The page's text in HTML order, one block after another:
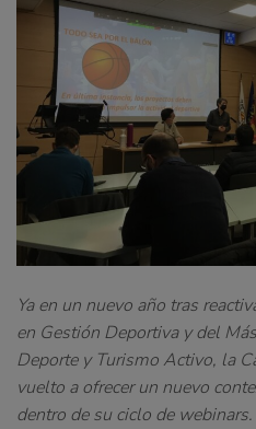
Ya en un nuevo año tras
en Gestión Deportiva y del
Deporte y Turismo Activo, la
vuelto a ofrecer un nuevo
dentro de su ciclo de